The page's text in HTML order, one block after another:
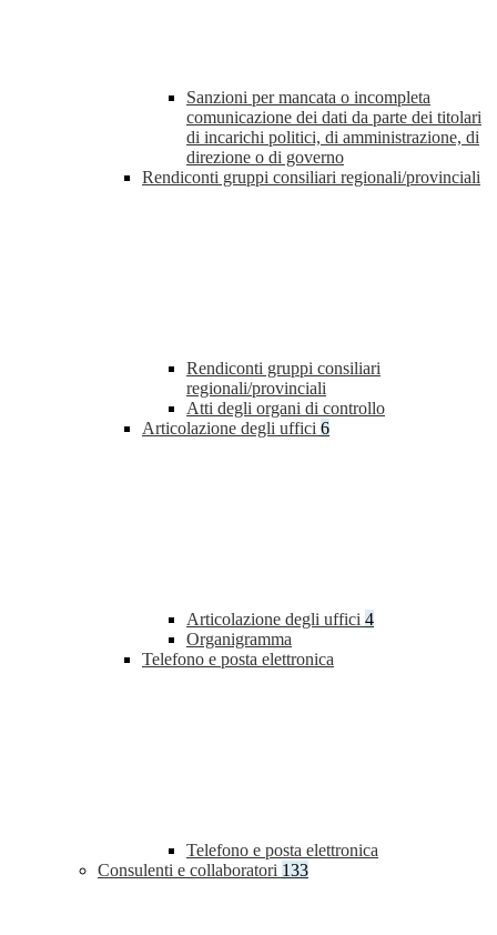
Sanzioni per mancata o incompleta
comunicazione dei dati da parte dei titolari
di incarichi politici, di amministrazione, di
direzione o di governo
Rendiconti gruppi consiliari regionali/provinciali
Rendiconti gruppi consiliari
regionali/provinciali
Atti degli organi di controllo
Articolazione degli uffici 6
Articolazione degli uffici 4
Organigramma
Telefono e posta elettronica
Telefono e posta elettronica
Consulenti e collaboratori 133